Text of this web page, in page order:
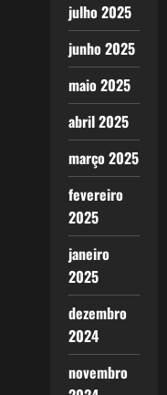
julho 2025
junho 2025
maio 2025
abril 2025
março 2025
fevereiro
2025
janeiro
2025
dezembro
2024
novembro